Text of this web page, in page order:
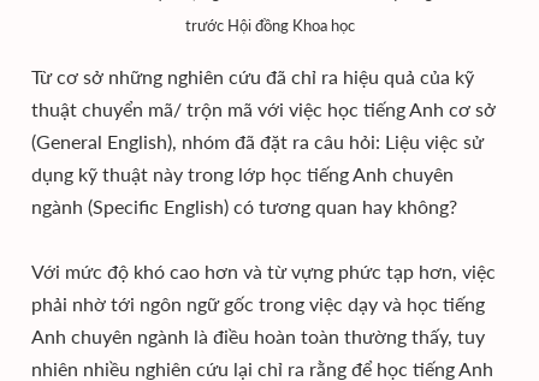
trước Hội đồng Khoa học
Từ cơ sở những nghiên cứu đã chỉ ra hiệu quả của kỹ
thuật chuyển mã/ trộn mã với việc học tiếng Anh cơ sở
(General English), nhóm đã đặt ra câu hỏi: Liệu việc sử
dụng kỹ thuật này trong lớp học tiếng Anh chuyên
ngành (Specific English) có tương quan hay không?
Với mức độ khó cao hơn và từ vựng phức tạp hơn, việc
phải nhờ tới ngôn ngữ gốc trong việc dạy và học tiếng
Anh chuyên ngành là điều hoàn toàn thường thấy, tuy
nhiên nhiều nghiên cứu lại chỉ ra rằng để học tiếng Anh